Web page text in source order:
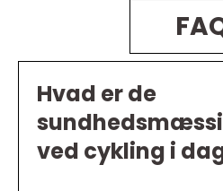
Hvad er de
ved cykling i